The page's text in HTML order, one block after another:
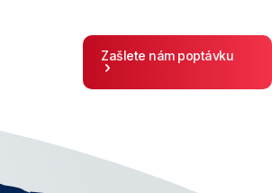
Zašlete nám poptávku